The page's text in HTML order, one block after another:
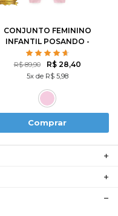
CONJUNTO FEMININO
INFANTIL POSANDO -
TURMA DA MÔNICA
R$ 89,90 R$ 28,40
5x de R$ 5,98
Comprar